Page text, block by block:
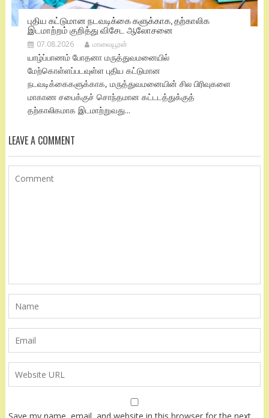
புதிய கட்டுமான நடவடிக்கை களுக்காக, தற்காலிக
இடமாற்றம் குறித்து விசேட ஆலோசனை
07.08.2026 மாவையூரன்
யாழ்ப்பாணம் போதனா மருத்துவமனையில்
மேற்கொள்ளப்படவுள்ள புதிய கட்டுமான
நடவடிக்கைகளுக்காக, மருத்துவமனையின் சில பிரிவுகளை
மாகாண சபைக்குச் சொந்தமான கட்டடத்துக்குத்
தற்காலிகமாக இடமாற்றுவது...
LEAVE A COMMENT